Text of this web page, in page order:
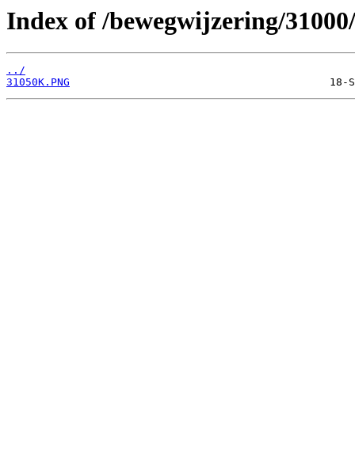
Index of /bewegwijzering/
../
31050K.PNG